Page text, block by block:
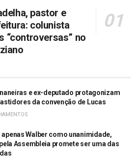
pastor e
colunista
“controversas” no
e ex-deputado protagonizam
da convenção de Lucas
apenas Walber como unanimidade,
Assembleia promete ser uma das